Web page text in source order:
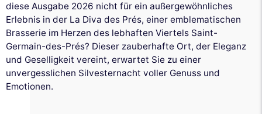
diese Ausgabe 2026 nicht für ein außergewöhnliches
Erlebnis in der La Diva des Prés, einer emblematischen
Brasserie im Herzen des lebhaften Viertels Saint-
Germain-des-Prés? Dieser zauberhafte Ort, der Eleganz
und Geselligkeit vereint, erwartet Sie zu einer
unvergesslichen Silvesternacht voller Genuss und
Emotionen.